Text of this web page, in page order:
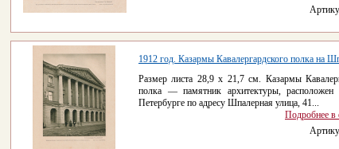
1912 год. Казармы Кавалергардского полка на
Размер листа 28,9 x 21,7 см. Казармы
полка — памятник архитектуры,
Петербурге по адресу Шпалерная улица, 41...
Подробнее в